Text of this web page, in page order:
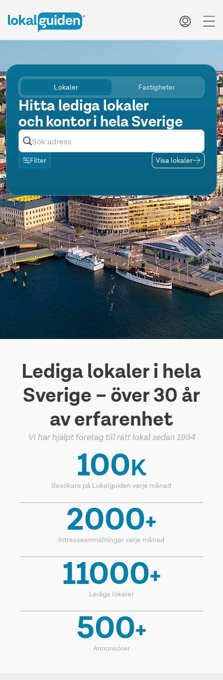
Lokaler Fastigheter
Hitta lediga lokaler
och kontor i hela Sverige
Filter Visa lokaler
Lediga lokaler i hela
Sverige – över 30 år
av erfarenhet
Vi har hjälpt företag till rätt lokal sedan 1994
100K
Besökare på Lokalguiden varje månad
2000+
Intresseanmälningar varje månad
11000+
Lediga lokaler
500+
Annonsörer